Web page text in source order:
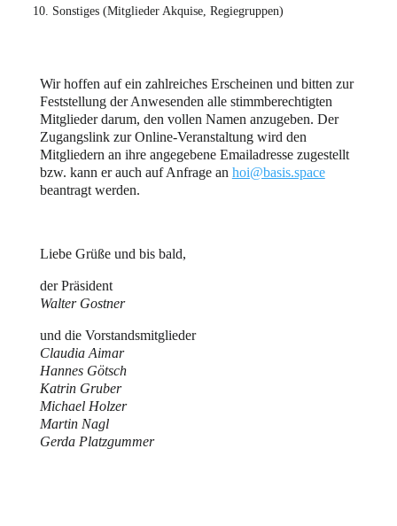
Sonstiges (Mitglieder Akquise, Regiegruppen)
Wir hoffen auf ein zahlreiches Erscheinen und bitten zur
Feststellung der Anwesenden alle stimmberechtigten
Mitglieder darum, den vollen Namen anzugeben. Der
Zugangslink zur Online-Veranstaltung wird den
Mitgliedern an ihre angegebene Emailadresse zugestellt
bzw. kann er auch auf Anfrage an hoi@basis.space
beantragt werden.
Liebe Grüße und bis bald,
der Präsident
Walter Gostner
und die Vorstandsmitglieder
Claudia Aimar
Hannes Götsch
Katrin Gruber
Michael Holzer
Martin Nagl
Gerda Platzgummer